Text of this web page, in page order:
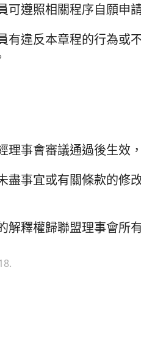
可遵照相關程序自願申
有違反本章程的行為或
理事會審議通過後生效
盡事宜或有關條款的修
解釋權歸聯盟理事會所